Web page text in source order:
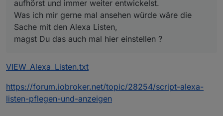
aufhörst und immer weiter entwickelst.
Was ich mir gerne mal ansehen würde wäre die
Sache mit den Alexa Listen,
magst Du das auch mal hier einstellen ?
VIEW_Alexa_Listen.txt
https://forum.iobroker.net/topic/28254/script-alexa-
listen-pflegen-und-anzeigen